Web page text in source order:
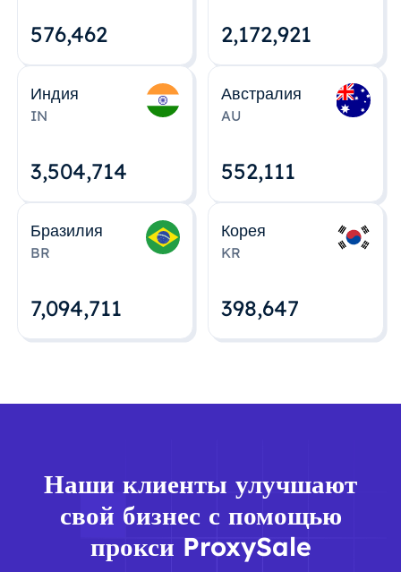
576,463 2,172,922
Индия
IN
3,504,715
Австралия
AU
552,112
Бразилия
BR
7,094,712
Корея
KR
398,648
Наши клиенты улучшают
свой бизнес с помощью
прокси ProxySale